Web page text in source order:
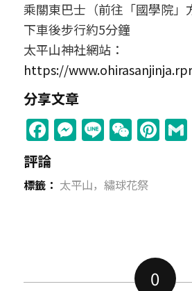
乘關東巴士（前往「國學院」
下車後步行約5分鐘
太平山神社網站：
https://
分享文章
Facebook
Messenger
Line
評論
標籤： 太平山，繡球花祭
0